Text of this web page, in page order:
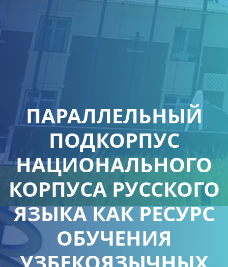
ПАРАЛЛЕЛЬНЫЙ
ПОДКОРПУС
НАЦИОНАЛЬНОГО
КОРПУСА РУССКОГО
ЯЗЫКА КАК РЕСУРС
ОБУЧЕНИЯ